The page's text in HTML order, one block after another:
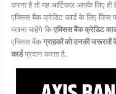
करना है तो यह आर्टिकल आपके लिए
एक्सिस बैंक क्रेडिट कार्ड के लिए
बताना चाहेंगे किएक्सिस बैंक क्रेडिट
एक्सिस बैंकग्राहकों को उनकी
कार्डप्रदान करता है.